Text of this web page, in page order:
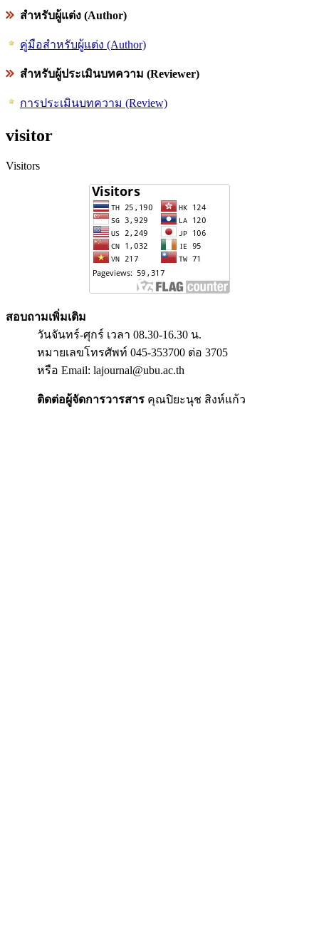
สำหรับผู้แต่ง (Author)
คู่มือสำหรับผู้แต่ง (Author)
สำหรับผู้ประเมินบทความ (Reviewer)
การประเมินบทความ (Review)
visitor
Visitors
สอบถามเพิ่มเติม
วันจันทร์-ศุกร์ เวลา 08.30-16.30 น.
หมายเลขโทรศัพท์ 045-353700 ต่อ 3705
หรือ Email: lajournal@ubu.ac.th
ติดต่อผู้จัดการวารสาร คุณปิยะนุช สิงห์แก้ว